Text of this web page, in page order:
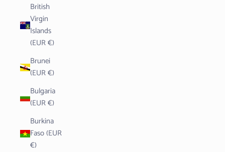
British
Virgin
Islands
(EUR €)
Brunei
(EUR €)
Bulgaria
(EUR €)
Burkina
Faso (EUR
€)